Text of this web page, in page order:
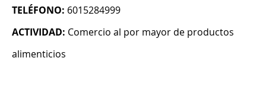
TELÉFONO: 6015284999
ACTIVIDAD: Comercio al por mayor de productos
alimenticios